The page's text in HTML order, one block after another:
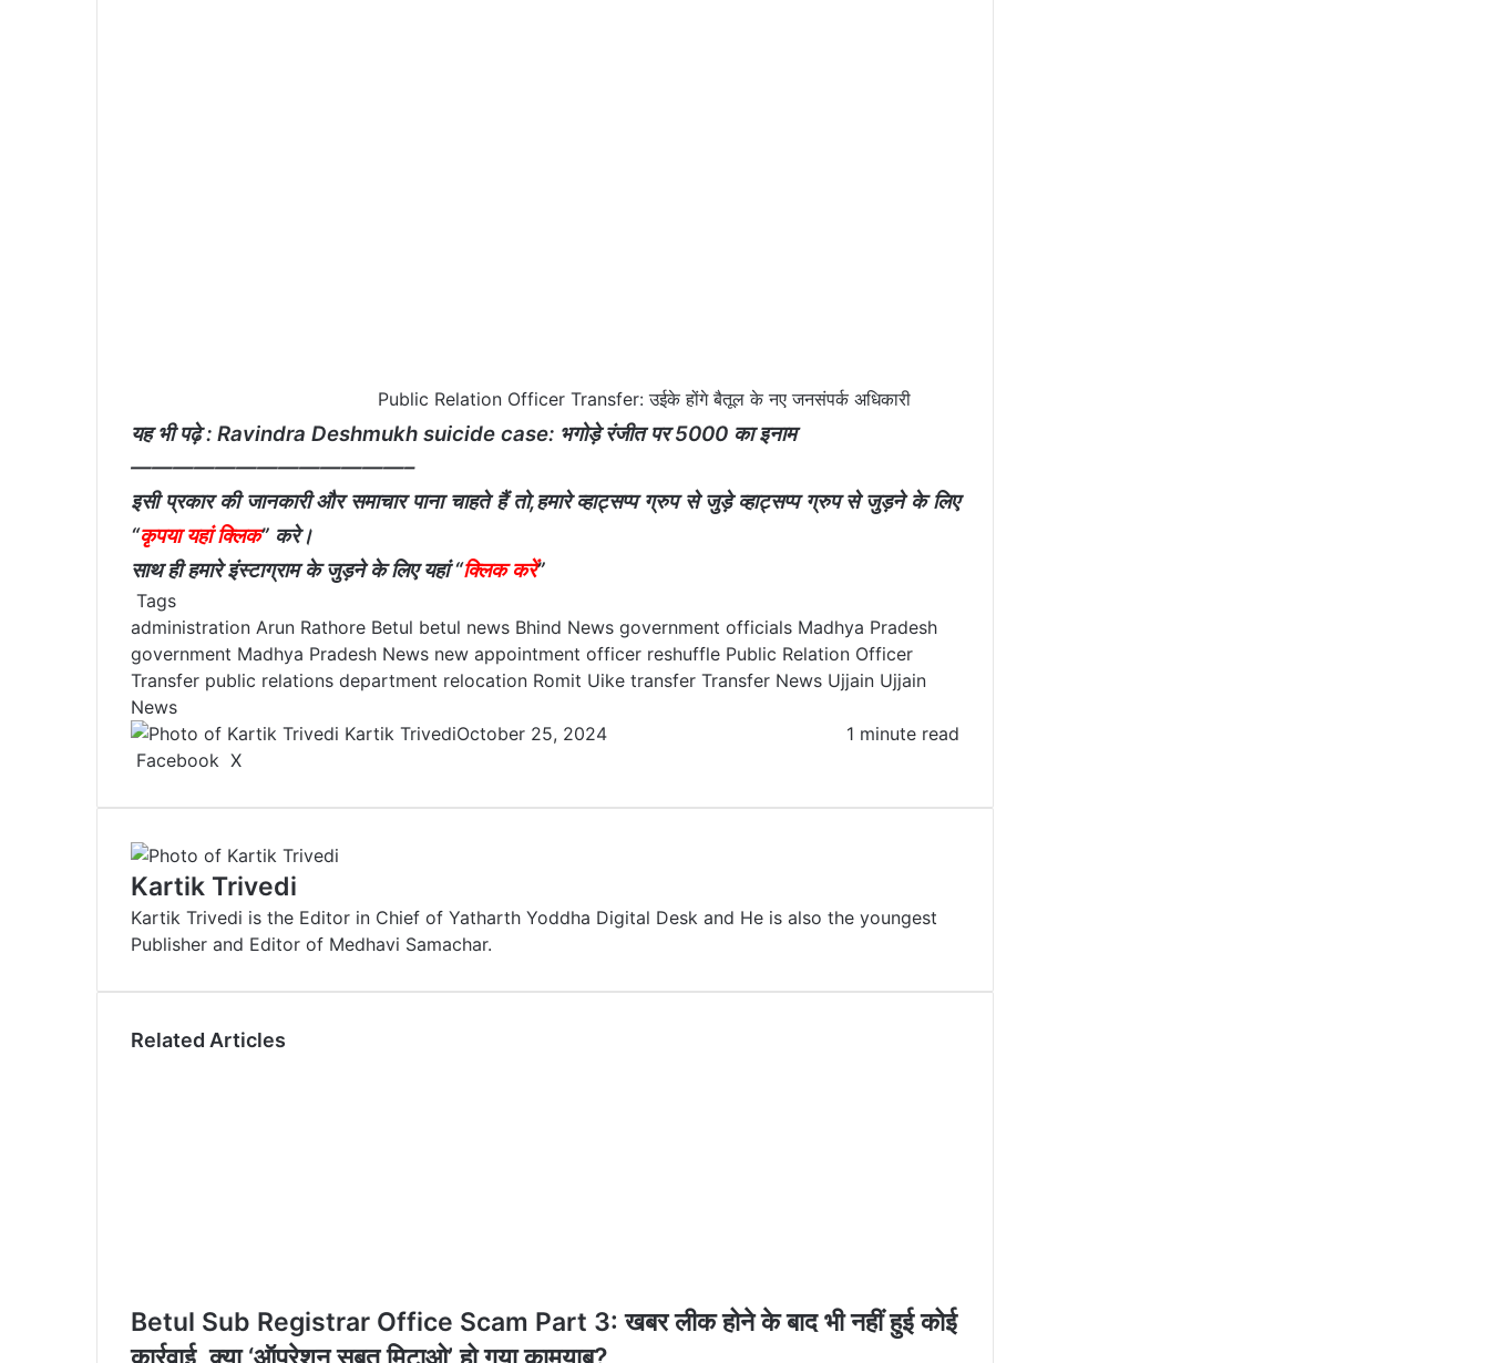
Public Relation Officer Transfer: उईके होंगे बैतूल के नए जनसंपर्क अधिकारी
यह भी पढ़े : Ravindra Deshmukh suicide case: भगोड़े रंजीत पर 5000 का इनाम
—————————————–
इसी प्रकार की जानकारी और समाचार पाना चाहते हैं तो,हमारे व्हाट्सप्प ग्रुप से जुड़े व्हाट्सप्प ग्रुप से जुड़ने के लिए
“कृपया यहां क्लिक” करे।
साथ ही हमारे इंस्टाग्राम के जुड़ने के लिए यहां “क्लिक करें”
Tags
administration Arun Rathore Betul betul news Bhind News government officials Madhya Pradesh
government Madhya Pradesh News new appointment officer reshuffle Public Relation Officer
Transfer public relations department relocation Romit Uike transfer Transfer News Ujjain Ujjain
News
Kartik TrivediOctober 25, 2024
1 minute read
Facebook X
n
e
d
I
n
m
l
r
n
e
r
e
s
d
i
t
o
t
a
k
t
a
e
v
i
a
m
i
i
Kartik Trivedi
Kartik Trivedi is the Editor in Chief of Yatharth Yoddha Digital Desk and He is also the youngest
Publisher and Editor of Medhavi Samachar.
Related Articles
Betul Sub Registrar Office Scam Part 3: खबर लीक होने के बाद भी नहीं हुई कोई